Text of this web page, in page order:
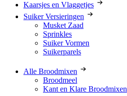
Kaarsjes en Vlaggetjes
Suiker Versieringen
Musket Zaad
Sprinkles
Suiker Vormen
Suikerparels
Alle Broodmixen
Broodmeel
Kant en Klare Broodmixen